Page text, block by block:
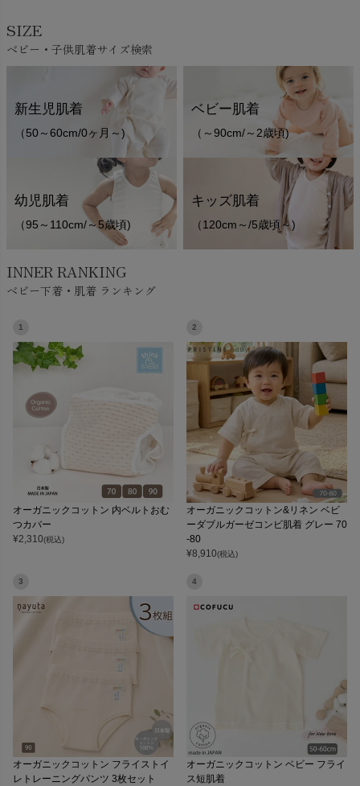
SIZE
ベビー・子供肌着サイズ検索
新生児肌着
（50～60cm/0ヶ月～)
ベビー肌着
（～90cm/～2歳頃)
幼児肌着
（95～110cm/～5歳頃)
キッズ肌着
（120cm～/5歳頃～)
INNER RANKING
ベビー下着・肌着 ランキング
1
オーガニックコットン 内ベルトおむ
つカバー
¥2,310(税込)
2
オーガニックコットン&リネン ベビ
ーダブルガーゼコンビ肌着 グレー 70
-80
¥8,910(税込)
3
オーガニックコットン フライストイ
レトレーニングパンツ 3枚セット
4
オーガニックコットン ベビー フライ
ス短肌着